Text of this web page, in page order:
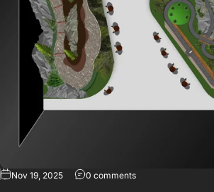
Nov 19, 2025 0 comments